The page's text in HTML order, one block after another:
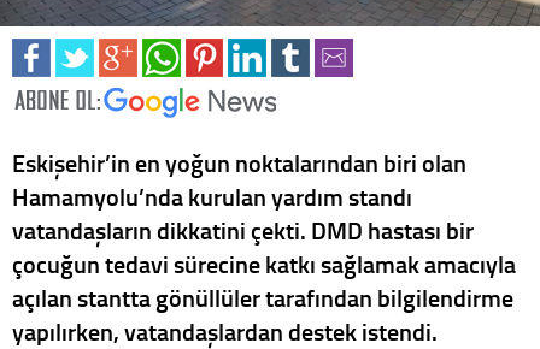
Eskişehir’in en yoğun noktalarından biri olan
Hamamyolu’nda kurulan yardım standı
vatandaşların dikkatini çekti. DMD hastası bir
çocuğun tedavi sürecine katkı sağlamak amacıyla
açılan stantta gönüllüler tarafından bilgilendirme
yapılırken, vatandaşlardan destek istendi.